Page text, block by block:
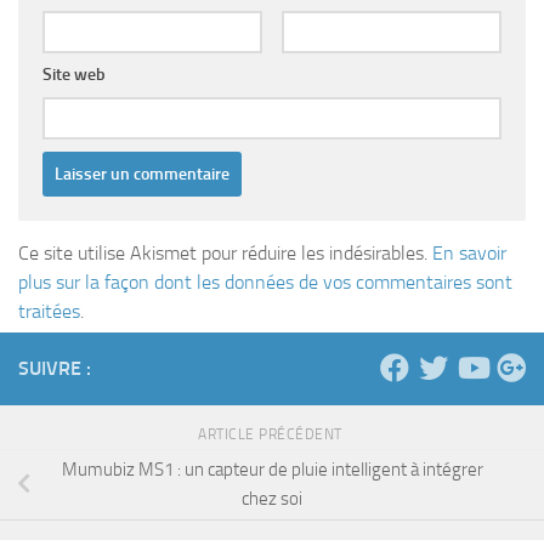
Site web
Ce site utilise Akismet pour réduire les indésirables. En savoir
plus sur la façon dont les données de vos commentaires sont
traitées
SUIVRE :
ARTICLE PRÉCÉDENT
Mumubiz MS1 : un capteur de pluie intelligent à intégrer
chez soi